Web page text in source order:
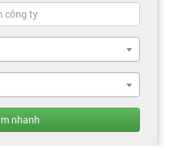
nhanh